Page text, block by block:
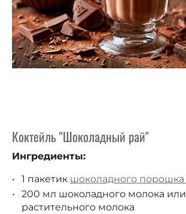
Коктейль "Шоколадный рай"
Ингредиенты:
1 пакетик шоколадного порошка
200 мл шоколадного молока или
растительного молока